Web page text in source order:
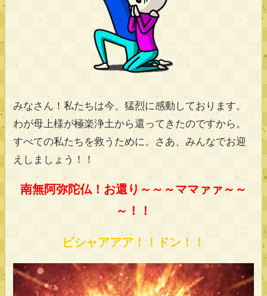
みなさん！私たちは今、猛烈に感動しております。
わが母上様が極楽浄土から還ってきたのですから。
すべての私たちを救うために。さあ、みんなでお迎
えしましょう！！
南無阿弥陀仏！お還り～～～ママァァ～～
～！！
ピシャアアア！！ドン！！